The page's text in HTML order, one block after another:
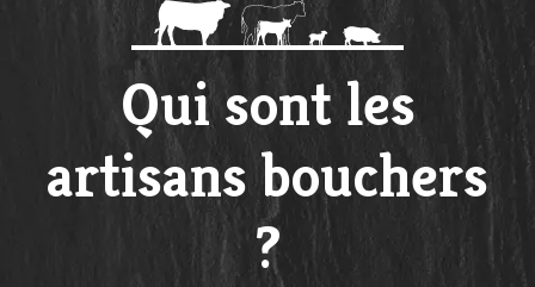
Qui sont les
artisans bouchers
?